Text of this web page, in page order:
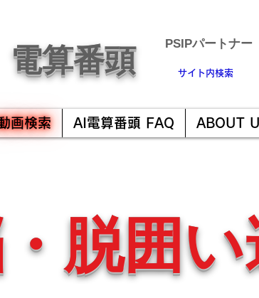
算番頭 ​PSIPパートナー
サイト内検索
画検索 AI電算番頭 FAQ ABOUT
脱囲